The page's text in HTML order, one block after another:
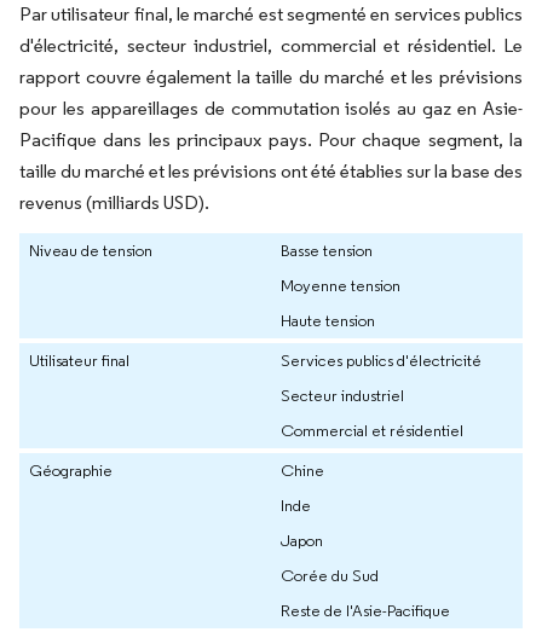
Par utilisateur final, le marché est segmenté en services publics
d'électricité, secteur industriel, commercial et résidentiel. Le
rapport couvre également la taille du marché et les prévisions
pour les appareillages de commutation isolés au gaz en Asie-
Pacifique dans les principaux pays. Pour chaque segment, la
taille du marché et les prévisions ont été établies sur la base des
revenus (milliards USD).
Niveau de tension
Basse tension
Moyenne tension
Haute tension
Utilisateur final
Services publics d'électricité
Secteur industriel
Commercial et résidentiel
Géographie
Chine
Inde
Japon
Corée du Sud
Reste de l'Asie-Pacifique